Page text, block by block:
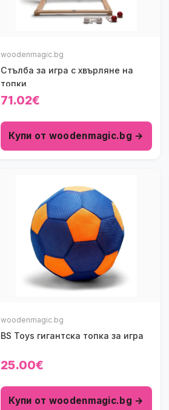
woodenmagic.bg
Стълба за игра с хвърляне на
топки
71.02€
Купи от woodenmagic.bg →
woodenmagic.bg
BS Toys гигантска топка за игра
25.00€
Купи от woodenmagic.bg →